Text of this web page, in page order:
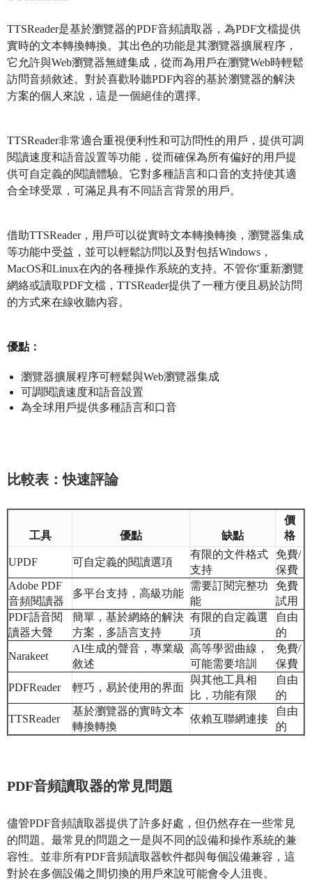
TTSReader是基於瀏覽器的PDF音頻讀取器，為PDF文檔提供
實時的文本轉換轉換。其出色的功能是其瀏覽器擴展程序，
它允許與Web瀏覽器無縫集成，從而為用戶在瀏覽Web時輕鬆
訪問音頻敘述。對於喜歡聆聽PDF內容的基於瀏覽器的解決
方案的個人來說，這是一個絕佳的選擇。
TTSReader非常適合重視便利性和可訪問性的用戶，提供可調
閱讀速度和語音設置等功能，從而確保為所有偏好的用戶提
供可自定義的閱讀體驗。它對多種語言和口音的支持使其適
合全球受眾，可滿足具有不同語言背景的用戶。
借助TTSReader，用戶可以從實時文本轉換轉換，瀏覽器集成
等功能中受益，並可以輕鬆訪問以及對包括Windows，
MacOS和Linux在內的各種操作系統的支持。不管你'重新瀏覽
網絡或讀取PDF文檔，TTSReader提供了一種方便且易於訪問
的方式來在線收聽內容。
優點：
瀏覽器擴展程序可輕鬆與Web瀏覽器集成
可調閱讀速度和語音設置
為全球用戶提供多種語言和口音
比較表：快速評論
工具 優點 缺點
價
格
UPDF 可自定義的閱讀選項
有限的文件格式
支持
免費/
保費
Adobe PDF
音頻閱讀器
多平台支持，高級功能
需要訂閱完整功
能
免費
試用
PDF語音閱
讀器大聲
簡單，基於網絡的解決
方案，多語言支持
有限的自定義選
項
自由
的
Narakeet
AI生成的聲音，專業級
敘述
高等學習曲線，
可能需要培訓
免費/
保費
PDFReader
輕巧，易於使用的界面
與其他工具相
比，功能有限
自由
的
TTSReader
基於瀏覽器的實時文本
轉換轉換
依賴互聯網連接
自由
的
PDF音頻讀取器的常見問題
儘管PDF音頻讀取器提供了許多好處，但仍然存在一些常見
的問題。最常見的問題之一是與不同的設備和操作系統的兼
容性。並非所有PDF音頻讀取器軟件都與每個設備兼容，這
對於在多個設備之間切換的用戶來說可能會令人沮喪。